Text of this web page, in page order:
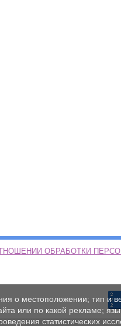
ОБРАБОТКИ
о местоположении; тип и
или по какой рекламе;
статистических